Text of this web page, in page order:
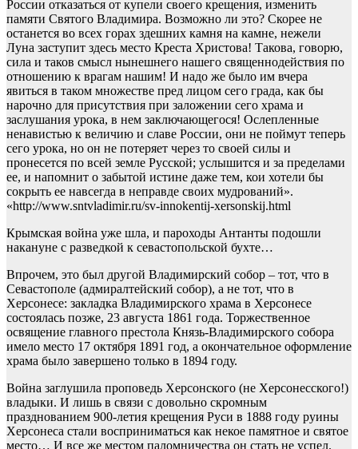
России отказаться от купели своего крещения, изменить
памяти Святого Владимира. Возможно ли это? Скорее не
останется во всех горах здешних камня на камне, нежели
Луна заступит здесь место Креста Христова! Такова, говорю,
сила и таков смысл нынешнего нашего священнодействия по
отношению к врагам нашим! И надо же было им вчера
явиться в таком множестве пред лицом сего града, как бы
нарочно для присутствия при заложении сего храма и
заслушания урока, в нем заключающегося! Ослепленные
ненавистью к величию и славе России, они не поймут теперь
сего урока, но он не потеряет через то своей силы и
пронесется по всей земле Русской; услышится и за пределами
ее, и напомнит о забытой истине даже тем, кои хотели бы
сокрыть ее навсегда в неправде своих мудрований».
«http://www.sntvladimir.ru/sv-innokentij-xersonskij.html
Крымская война уже шла, и пароходы Антанты подошли
накануне с разведкой к севастопольской бухте…
Впрочем, это был другой Владимирский собор – тот, что в
Севастополе (адмиралтейский собор), а не тот, что в
Херсонесе: закладка Владимирского храма в Херсонесе
состоялась позже, 23 августа 1861 года. Торжественное
освящение главного престола Князь-Владимирского собора
имело место 17 октября 1891 год, а окончательное оформление
храма было завершено только в 1894 году.
Война заглушила проповедь Херсонского (не Херсонесского!)
владыки. И лишь в связи с довольно скромным
празднованием 900-летия крещения Руси в 1888 году руины
Херсонеса стали восприниматься как некое памятное и святое
место… И все же местом паломничества он стать не успел.